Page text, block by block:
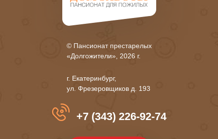
© Пансионат престарелых
«Долгожители», 2026 г.
г. Екатеринбург,
ул. Фрезеровщиков д. 193
+7 (343) 226-92-74